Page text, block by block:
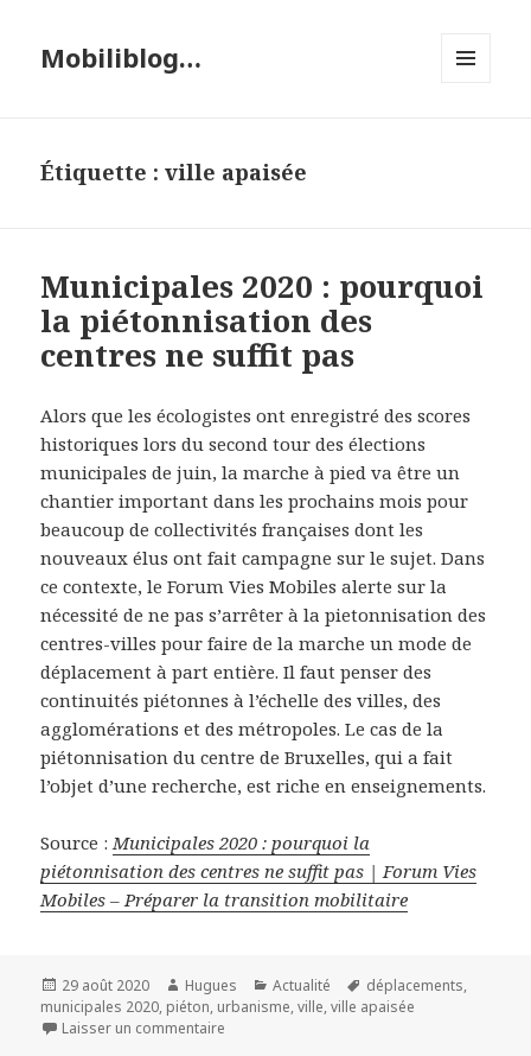
Mobiliblog…
Étiquette :ville apaisée
Municipales 2020 : pourquoi
la piétonnisation des
centres ne suffit pas
Alors que les écologistes ont enregistré des scores
historiques lors du second tour des élections
municipales de juin, la marche à pied va être un
chantier important dans les prochains mois pour
beaucoup de collectivités françaises dont les
nouveaux élus ont fait campagne sur le sujet. Dans
ce contexte, le Forum Vies Mobiles alerte sur la
nécessité de ne pas s’arrêter à la pietonnisation des
centres-villes pour faire de la marche un mode de
déplacement à part entière. Il faut penser des
continuités piétonnes à l’échelle des villes, des
agglomérations et des métropoles. Le cas de la
piétonnisation du centre de Bruxelles, qui a fait
l’objet d’une recherche, est riche en enseignements.
Source :Municipales 2020 : pourquoi la
piétonnisation des centres ne suffit pas | Forum Vies
Mobiles – Préparer la transition mobilitaire
Publié
le
29 août 2020 Auteur
Hugues Catégories
Actualité
Mots-
clés
déplacements,
municipales 2020, piéton, urbanisme,ville,ville apaisée
Laisser un commentaire